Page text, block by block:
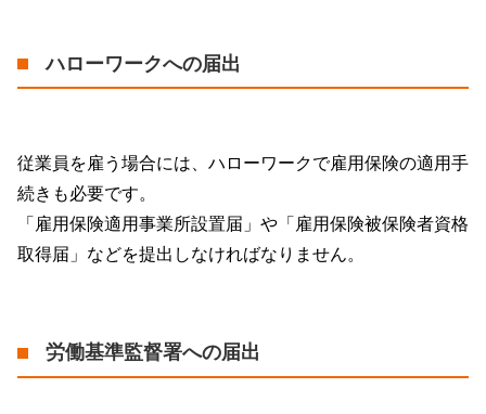
ハローワークへの届出
従業員を雇う場合には、ハローワークで雇用保険の適用手
続きも必要です。
「雇用保険適用事業所設置届」や「雇用保険被保険者資格
取得届」などを提出しなければなりません。
労働基準監督署への届出